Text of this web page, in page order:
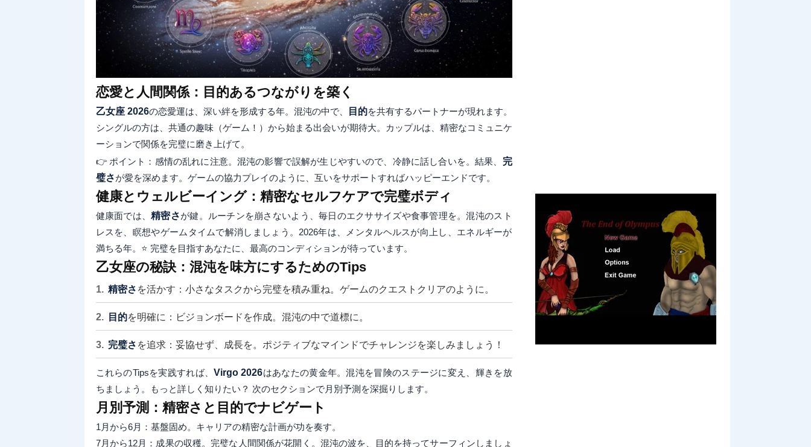
恋愛と人間関係：目的あるつながりを築く
乙女座 2026の恋愛運は、深い絆を形成する年。混沌の中で、 目的を共有するパートナーが現れます。
シングルの方は、共通の趣味（ゲーム！）から始まる出会いが期待大。カップルは、精密なコミュニケ
ーションで関係を完璧に磨き上げて。
👉 ポイント：感情の乱れに注意。混沌の影響で誤解が生じやすいので、冷静に話し合いを。結果、 完
璧さが愛を深めます。ゲームの協力プレイのように、互いをサポートすればハッピーエンドです。
健康とウェルビーイング：精密なセルフケアで完璧ボディ
健康面では、精密さが鍵。ルーチンを崩さないよう、毎日のエクササイズや食事管理を。混沌のスト
レスを、瞑想やゲームタイムで解消しましょう。2026年は、メンタルヘルスが向上し、エネルギーが
満ちる年。⭐ 完璧を目指すあなたに、最高のコンディションが待っています。
乙女座の秘訣：混沌を味方にするためのTips
精密さ を活かす：小さなタスクから完璧を積み重ね。ゲームのクエストクリアのように。
目的を明確に：ビジョンボードを作成。混沌の中で道標に。
完璧さ を追求：妥協せず、成長を。ポジティブなマインドでチャレンジを楽しみましょう！
これらのTipsを実践すれば、Virgo 2026はあなたの黄金年。混沌を冒険のステージに変え、輝きを放
ちましょう。もっと詳しく知りたい？ 次のセクションで月別予測を深掘りします。
月別予測：精密さと目的でナビゲート
1月から6月：基盤固め。キャリアの精密な計画が功を奏す。
7月から12月：成果の収穫。完璧な人間関係が花開く。混沌の波を、目的を持ってサーフィンしましょ